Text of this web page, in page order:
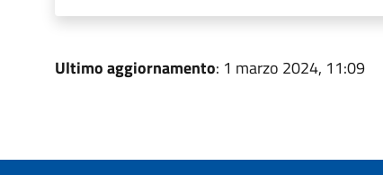
Ultimo aggiornamento: 1 marzo 2024, 11:09